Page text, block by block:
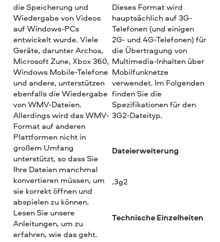
die Speicherung und
Wiedergabe von Videos
auf Windows-PCs
entwickelt wurde. Viele
Geräte, darunter Archos,
Microsoft Zune, Xbox 360,
Windows Mobile-Telefone
und andere, unterstützen
ebenfalls die Wiedergabe
von WMV-Dateien.
Allerdings wird das WMV-
Format auf anderen
Plattformen nicht in
großem Umfang
unterstützt, so dass Sie
Ihre Dateien manchmal
konvertieren müssen, um
sie korrekt öffnen und
abspielen zu können.
Lesen Sie unsere
Anleitungen, um zu
erfahren, wie das geht.
Dieses Format wird
hauptsächlich auf 3G-
Telefonen (und einigen
2G- und 4G-Telefonen) für
die Übertragung von
Multimedia-Inhalten über
Mobilfunknetze
verwendet. Im Folgenden
finden Sie die
Spezifikationen für den
3G2-Dateityp.
Dateierweiterung
.3g2
Technische Einzelheiten